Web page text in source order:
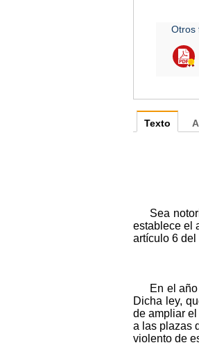
Otros
Texto
Sea
establece el
artículo 6 del
En el
Dicha ley,
de ampliar
a las plazas
violento de